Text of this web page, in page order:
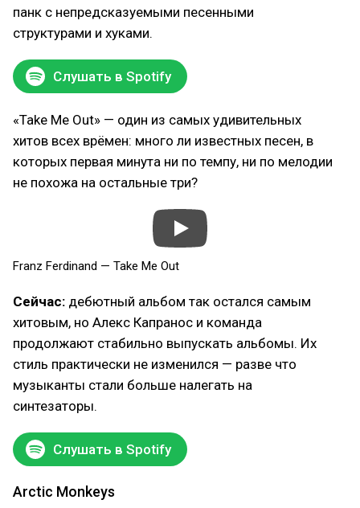
панк с непредсказуемыми песенными
структурами и хуками.
Слушать в Spotify
«Take Me Out» — один из самых удивительных
хитов всех врёмен: много ли известных песен, в
которых первая минута ни по темпу, ни по мелодии
не похожа на остальные три?
Franz Ferdinand — Take Me Out
Сейчас: дебютный альбом так остался самым
хитовым, но Алекс Капранос и команда
продолжают стабильно выпускать альбомы. Их
стиль практически не изменился — разве что
музыканты стали больше налегать на
синтезаторы.
Слушать в Spotify
Arctic Monkeys